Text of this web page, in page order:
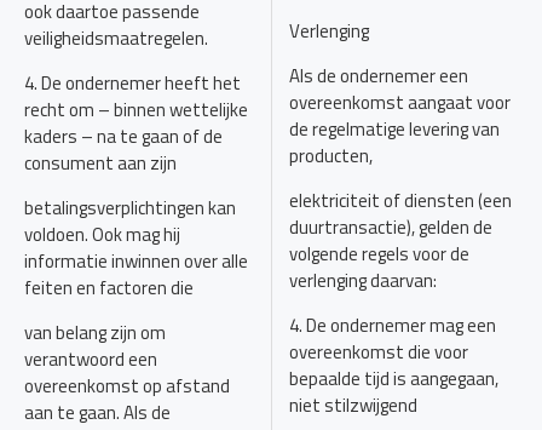
ook daartoe passende
veiligheidsmaatregelen.
4. De ondernemer heeft het
recht om – binnen wettelijke
kaders – na te gaan of de
consument aan zijn
betalingsverplichtingen kan
voldoen. Ook mag hij
informatie inwinnen over alle
feiten en factoren die
van belang zijn om
verantwoord een
overeenkomst op afstand
aan te gaan. Als de
Verlenging
Als de ondernemer een
overeenkomst aangaat voor
de regelmatige levering van
producten,
elektriciteit of diensten (een
duurtransactie), gelden de
volgende regels voor de
verlenging daarvan:
4. De ondernemer mag een
overeenkomst die voor
bepaalde tijd is aangegaan,
niet stilzwijgend